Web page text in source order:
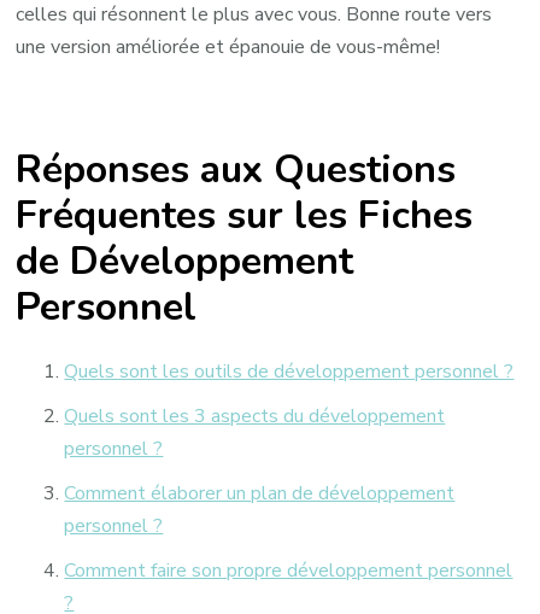
celles qui résonnent le plus avec vous. Bonne route vers
une version améliorée et épanouie de vous-même!
Réponses aux Questions
Fréquentes sur les Fiches
de Développement
Personnel
Quels sont les outils de développement personnel ?
Quels sont les 3 aspects du développement
personnel ?
Comment élaborer un plan de développement
personnel ?
Comment faire son propre développement personnel
?